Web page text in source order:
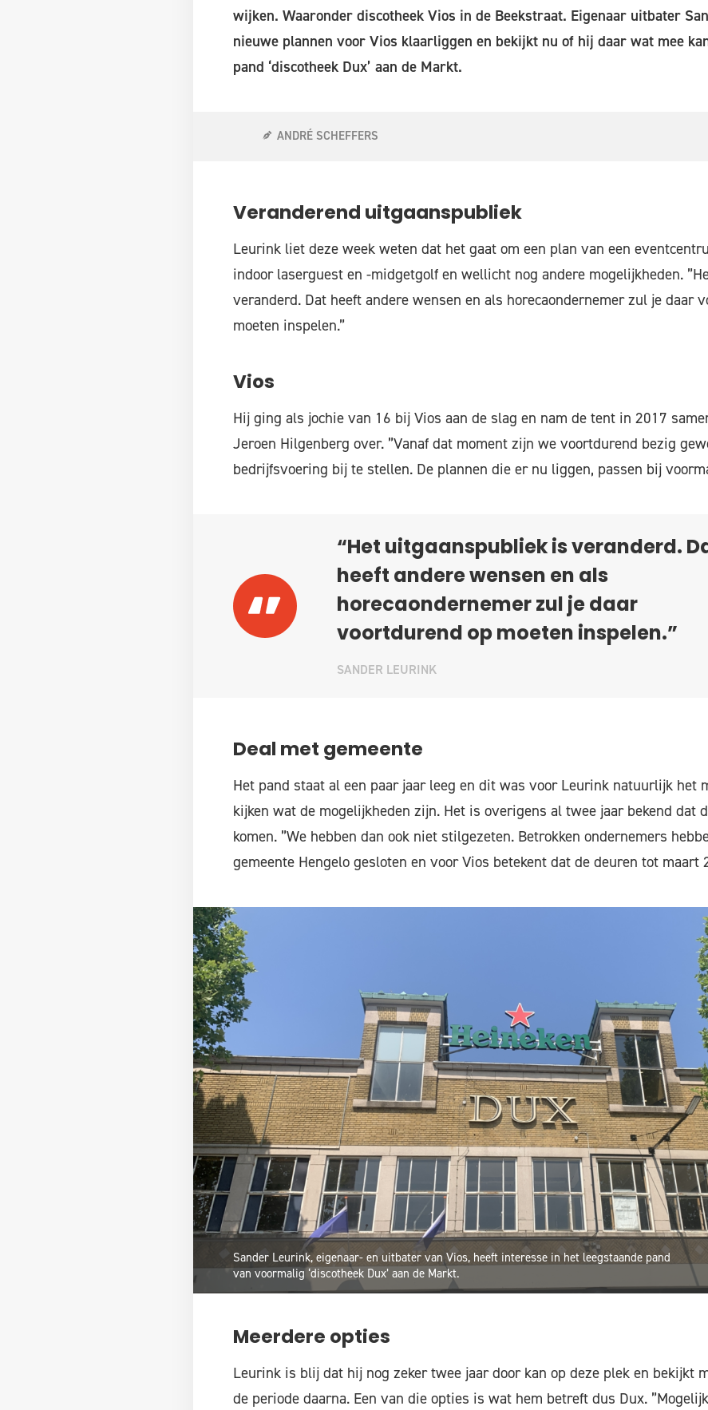
wijken. Waaronder discotheek Vios in de Beekstraat. Eigenaar uitbater
nieuwe plannen voor Vios klaarliggen en bekijkt nu of hij daar wat mee
pand ‘discotheek Dux’ aan de Markt.
ANDRÉ SCHEFFERS
Veranderend uitgaanspubliek
Leurink liet deze week weten dat het gaat om een plan van een
indoor laserguest en -midgetgolf en wellicht nog andere mogelijkheden.
veranderd. Dat heeft andere wensen en als horecaondernemer zul je daar
moeten inspelen.”
Vios
Hij ging als jochie van 16 bij Vios aan de slag en nam de tent in 2017
Jeroen Hilgenberg over. ”Vanaf dat moment zijn we voortdurend bezig
bedrijfsvoering bij te stellen. De plannen die er nu liggen, passen bij
“Het uitgaanspubliek is veranderd.
heeft andere wensen en als
horecaondernemer zul je daar
voortdurend op moeten inspelen.”
SANDER LEURINK
Deal met gemeente
Het pand staat al een paar jaar leeg en dit was voor Leurink natuurlijk het
kijken wat de mogelijkheden zijn. Het is overigens al twee jaar bekend dat
komen. ”We hebben dan ook niet stilgezeten. Betrokken ondernemers
gemeente Hengelo gesloten en voor Vios betekent dat de deuren tot maart
Sander Leurink, eigenaar- en uitbater van Vios, heeft interesse in het leegstaande pand
van voormalig ‘discotheek Dux’ aan de Markt.
Meerdere opties
Leurink is blij dat hij nog zeker twee jaar door kan op deze plek en bekijkt
de periode daarna. Een van die opties is wat hem betreft dus Dux.